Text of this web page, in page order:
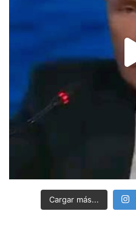
Cargar más...